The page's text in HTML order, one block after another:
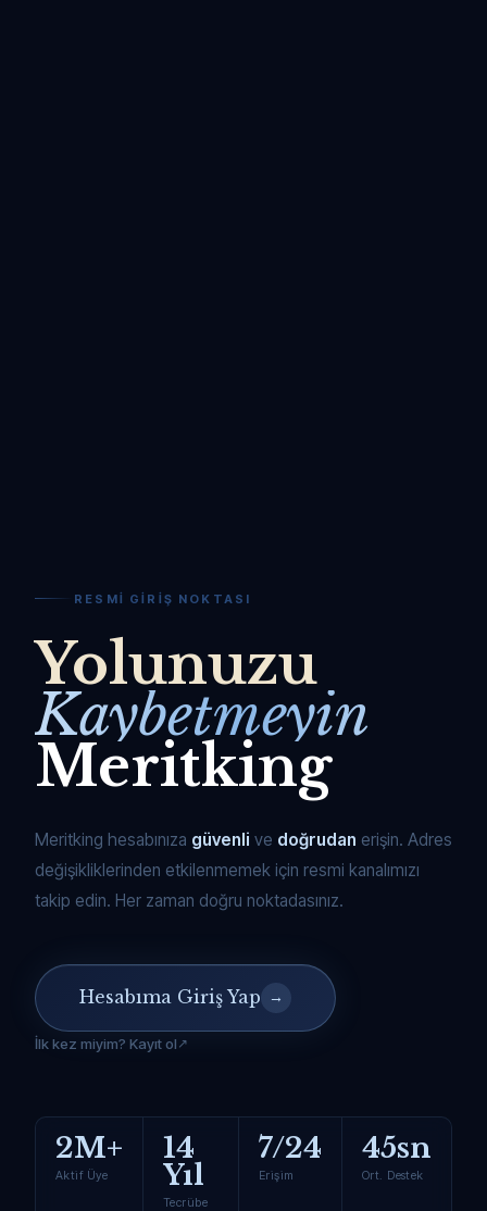
RESMI GIRIŞ NOKTASI
Yolunuzu
Kaybetmeyin
Meritking
Meritking hesabınıza güvenli ve doğrudan erişin. Adres
değişikliklerinden etkilenmemek için resmi kanalımızı
takip edin. Her zaman doğru noktadasınız.
Hesabıma Giriş Yap →
İlk kez miyim? Kayıt ol
2M+
Aktif Üye
14
Yıl
Tecrübe
7/24
Erişim
45sn
Ort. Destek